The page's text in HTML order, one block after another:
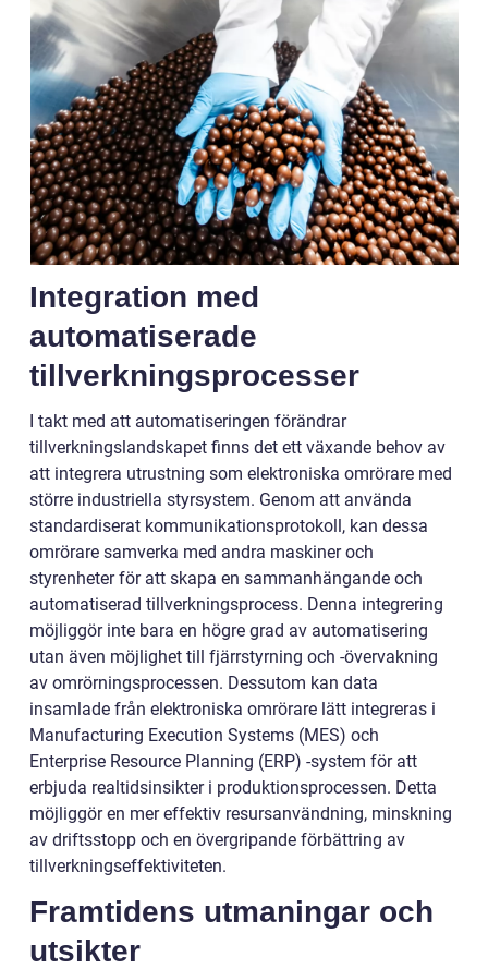
Integration med
automatiserade
tillverkningsprocesser
I takt med att automatiseringen förändrar
tillverkningslandskapet finns det ett växande behov av
att integrera utrustning som elektroniska omrörare med
större industriella styrsystem. Genom att använda
standardiserat kommunikationsprotokoll, kan dessa
omrörare samverka med andra maskiner och
styrenheter för att skapa en sammanhängande och
automatiserad tillverkningsprocess. Denna integrering
möjliggör inte bara en högre grad av automatisering
utan även möjlighet till fjärrstyrning och -övervakning
av omrörningsprocessen. Dessutom kan data
insamlade från elektroniska omrörare lätt integreras i
Manufacturing Execution Systems (MES) och
Enterprise Resource Planning (ERP) -system för att
erbjuda realtidsinsikter i produktionsprocessen. Detta
möjliggör en mer effektiv resursanvändning, minskning
av driftsstopp och en övergripande förbättring av
tillverkningseffektiviteten.
Framtidens utmaningar och
utsikter